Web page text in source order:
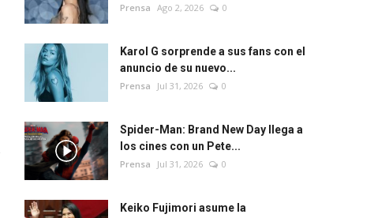
Prensa Ago 2, 2026 0
Karol G sorprende a sus fans con el
anuncio de su nuevo...
Prensa Jul 31, 2026 0
Spider-Man: Brand New Day llega a
los cines con un Pete...
Prensa Jul 31, 2026 0
Keiko Fujimori asume la